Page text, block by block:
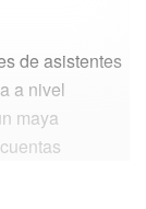
de asistentes
a nivel
maya